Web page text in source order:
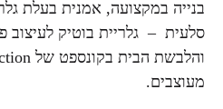
סלעית – גלריית בוטיק לעיצוב
מעוצבים.